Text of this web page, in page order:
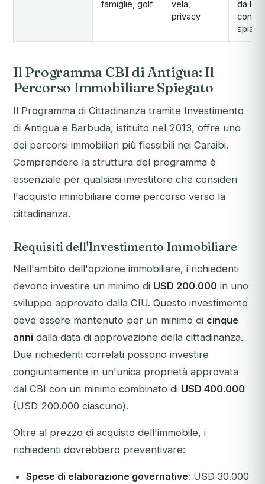
famiglie, golf
vela,
privacy
da
Il Programma CBI di Antigua: Il
Percorso Immobiliare Spiegato
Il Programma di Cittadinanza tramite Investimento
di Antigua e Barbuda, istituito nel 2013, offre uno
dei percorsi immobiliari più flessibili nei Caraibi.
Comprendere la struttura del programma è
essenziale per qualsiasi investitore che consideri
l'acquisto immobiliare come percorso verso la
cittadinanza.
Requisiti dell'Investimento Immobiliare
Nell'ambito dell'opzione immobiliare, i richiedenti
devono investire un minimo di USD 200.000 in uno
sviluppo approvato dalla CIU. Questo investimento
deve essere mantenuto per un minimo di cinque
anni dalla data di approvazione della cittadinanza.
Due richiedenti correlati possono investire
congiuntamente in un'unica proprietà approvata
dal CBI con un minimo combinato di USD 400.000
(USD 200.000 ciascuno).
Oltre al prezzo di acquisto dell'immobile, i
richiedenti dovrebbero preventivare:
Spese di elaborazione governative: USD 30.000